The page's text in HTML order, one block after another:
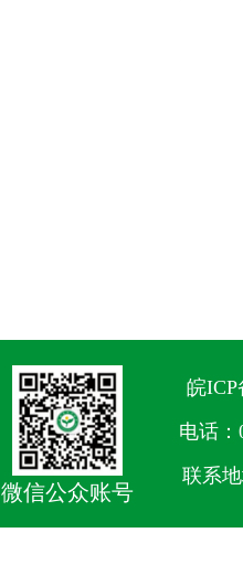
微信公众账号
皖ICP
电话：
联系